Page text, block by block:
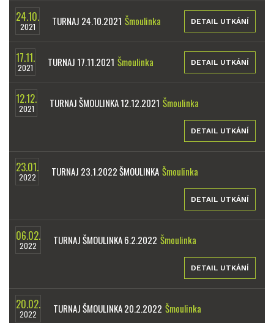
24.10.
2021 TURNAJ 24.10.2021 Šmoulinka DETAIL UTKÁNÍ
17.11.
2021 TURNAJ 17.11.2021 Šmoulinka DETAIL UTKÁNÍ
12.12.
2021 TURNAJ ŠMOULINKA 12.12.2021 Šmoulinka
DETAIL UTKÁNÍ
23.01.
2022 TURNAJ 23.1.2022 ŠMOULINKA Šmoulinka
DETAIL UTKÁNÍ
06.02.
2022 TURNAJ ŠMOULINKA 6.2.2022 Šmoulinka
DETAIL UTKÁNÍ
20.02.
2022 TURNAJ ŠMOULINKA 20.2.2022 Šmoulinka